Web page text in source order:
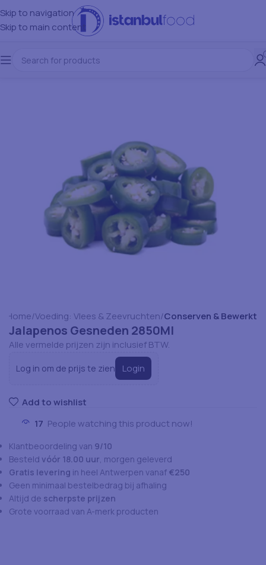
Skip to navigation
Skip to main content
Home Voeding: Vlees & Zeevruchten Conserven & Bewerkt
Jalapenos Gesneden 2850Ml
Alle vermelde prijzen zijn inclusief BTW.
Log in om de prijs te zien Login
Add to wishlist
17 People watching this product now!
Klantbeoordeling van 9/10
Besteld vóór 18.00 uur, morgen geleverd
Gratis levering in heel Antwerpen vanaf €250
Geen minimaal bestelbedrag bij afhaling
Altijd de scherpste prijzen
Grote voorraad van A-merk producten